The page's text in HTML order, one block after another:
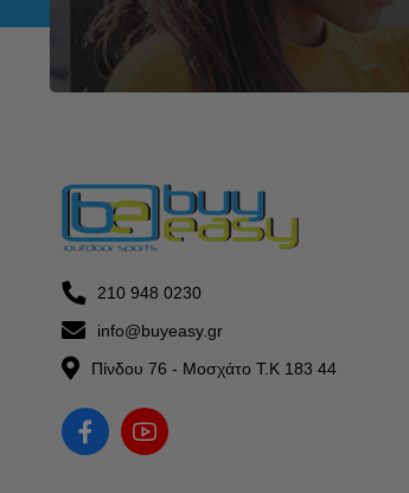
210 948 0230
info@buyeasy.gr
Πίνδου 76 - Μοσχάτο Τ.Κ 183 44